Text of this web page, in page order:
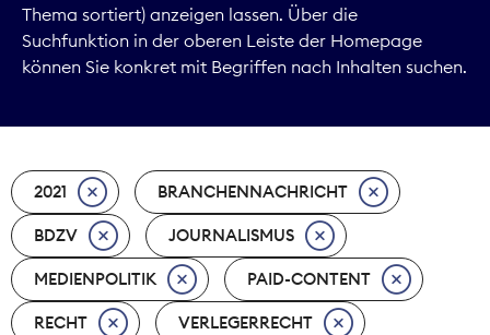
Kommunikation
Marktdaten
Nachhaltigkeit
Nachwuchs
Nova Award
Thema sortiert) anzeigen lassen. Über die
Suchfunktion in der oberen Leiste der Homepage
können Sie konkret mit Begriffen nach Inhalten suchen.
2021 BRANCHENNACHRICHT
BDZV JOURNALISMUS
MEDIENPOLITIK PAID-CONTENT
RECHT VERLEGERRECHT